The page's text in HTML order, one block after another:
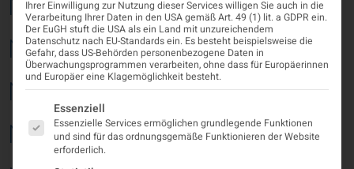
Neurologisch 2025/01
Neurologisch 2024/04
Neurologisch 2024/03
Ihrer Einwilligung zur Nutzung dieser Services willigen Sie auch in die
Verarbeitung Ihrer Daten in den USA gemäß Art. 49 (1) lit. a GDPR ein.
Der EuGH stuft die USA als ein Land mit unzureichendem
Datenschutz nach EU-Standards ein. Es besteht beispielsweise die
Gefahr, dass US-Behörden personenbezogene Daten in
Überwachungsprogrammen verarbeiten, ohne dass für Europäerinnen
und Europäer eine Klagemöglichkeit besteht.
Es folgt eine Liste der Service-Gruppen, für die eine
Essenziell
Essenzielle Services ermöglichen grundlegende Funktionen
und sind für das ordnungsgemäße Funktionieren der Website
erforderlich.